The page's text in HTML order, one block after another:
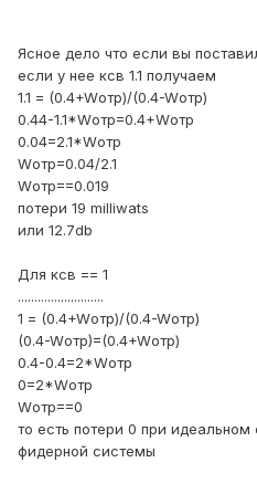
Ясное дело что если вы
если у нее ксв 1.1 получаем
1.1 = (0.4+Wотр)/(0.4-Wотр)
0.44-1.1*Wотр=0.4+Wотр
0.04=2.1*Wотр
Wотр=0.04/2.1
Wотр==0.019
потери 19 milliwats
или 12.7db
Для ксв == 1
..........................
1 = (0.4+Wотр)/(0.4-Wотр)
(0.4-Wотр)=(0.4+Wотр)
0.4-0.4=2*Wотр
0=2*Wотр
Wотр==0
то есть потери 0 при идеальном
фидерной системы